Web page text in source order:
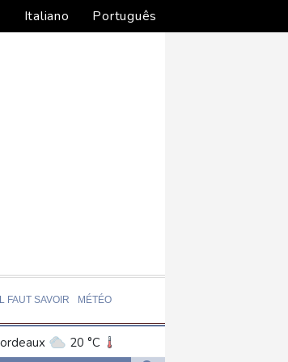
Italiano Português
FAUT SAVOIR MÉTÉO
20 °C